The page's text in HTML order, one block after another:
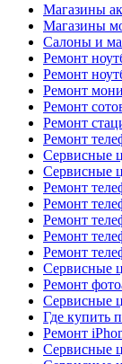
Магазины
Магазины
Салоны и
Ремонт
Ремонт
Ремонт
Ремонт
Ремонт
Ремонт
Сервисные
Сервисные
Ремонт
Ремонт
Ремонт
Ремонт
Ремонт
Сервисные
Ремонт
Сервисные
Где купить
Ремонт
Сервисные